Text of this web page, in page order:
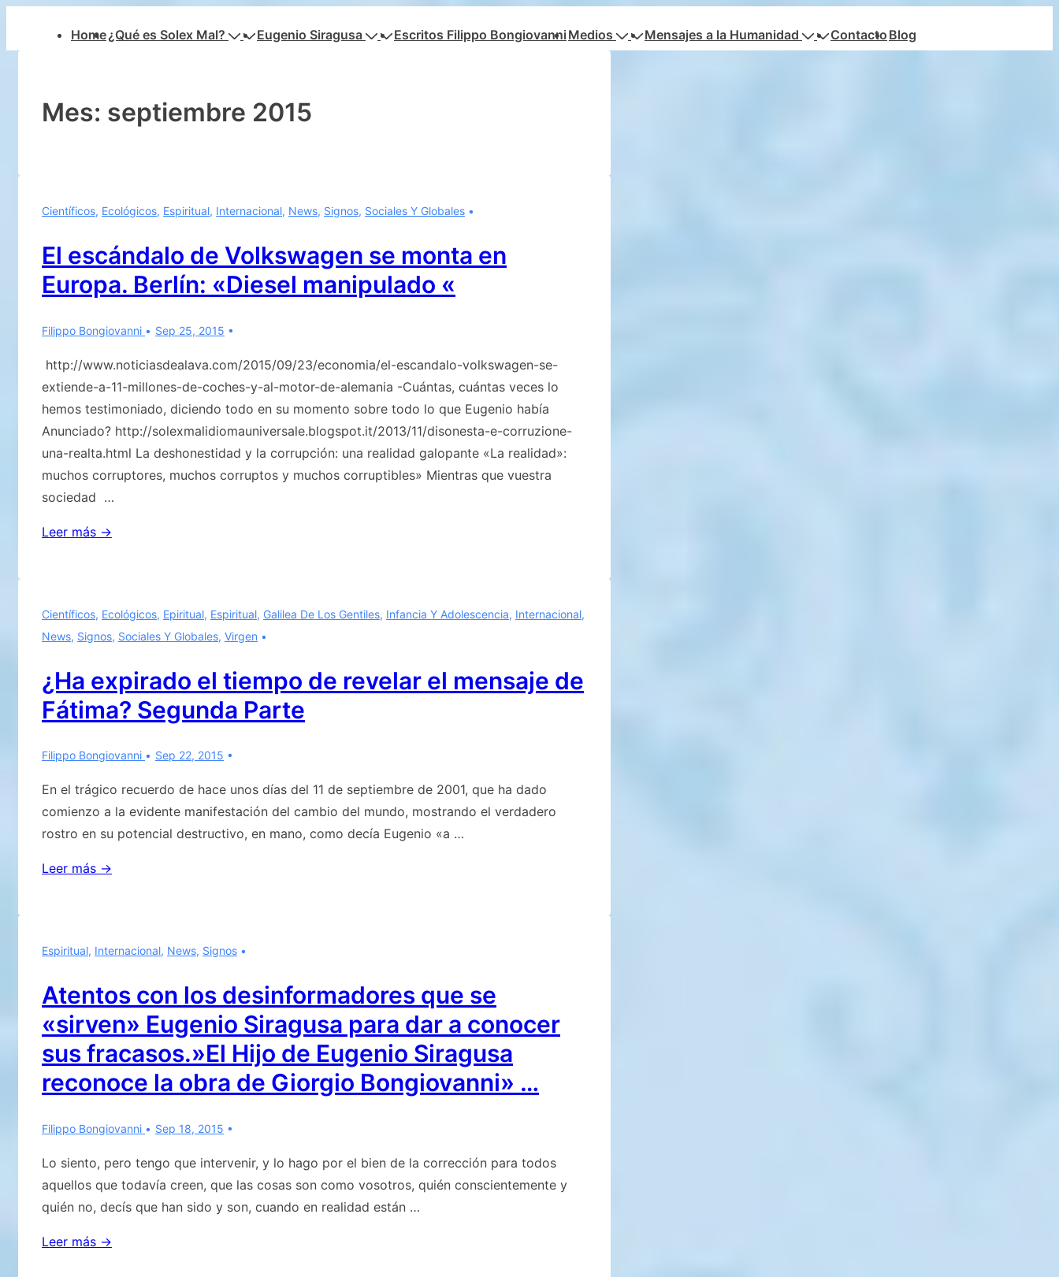
principal
principal
Home¿Qué es Solex Mal? Eugenio Siragusa Escritos Filippo Bongiovanni Medios Mensajes a la Humanidad Contacto Blog
Mes: septiembre 2015
Científicos, Ecológicos, Espiritual, Internacional, News, Signos, Sociales Y Globales
El escándalo de Volkswagen se monta en
Europa. Berlín: «Diesel manipulado «
Filippo Bongiovanni Sep 25, 2015
http://www.noticiasdealava.com/2015/09/23/economia/el-escandalo-volkswagen-se-
extiende-a-11-millones-de-coches-y-al-motor-de-alemania -Cuántas, cuántas veces lo
hemos testimoniado, diciendo todo en su momento sobre todo lo que Eugenio había
Anunciado? http://solexmalidiomauniversale.blogspot.it/2013/11/disonesta-e-corruzione-
una-realta.html La deshonestidad y la corrupción: una realidad galopante «La realidad»:
muchos corruptores, muchos corruptos y muchos corruptibles» Mientras que vuestra
sociedad …
El
se
monta
Europa.
Berlín:
manipulado
Leer más →
Científicos, Ecológicos, Epiritual, Espiritual, Galilea De Los Gentiles, Infancia Y Adolescencia, Internacional,
News, Signos, Sociales Y Globales, Virgen
¿Ha expirado el tiempo de revelar el mensaje de
Fátima? Segunda Parte
Filippo Bongiovanni Sep 22, 2015
En el trágico recuerdo de hace unos días del 11 de septiembre de 2001, que ha dado
comienzo a la evidente manifestación del cambio del mundo, mostrando el verdadero
rostro en su potencial destructivo, en mano, como decía Eugenio «a …
¿Ha
de
el
mensaje
Fátima?
Segunda
Leer más →
Espiritual, Internacional, News, Signos
Atentos con los desinformadores que se
«sirven» Eugenio Siragusa para dar a conocer
sus fracasos.»El Hijo de Eugenio Siragusa
reconoce la obra de Giorgio Bongiovanni» …
Filippo Bongiovanni Sep 18, 2015
Lo siento, pero tengo que intervenir, y lo hago por el bien de la corrección para todos
aquellos que todavía creen, que las cosas son como vosotros, quién conscientemente y
quién no, decís que han sido y son, cuando en realidad están …
Atentos
Leer más →